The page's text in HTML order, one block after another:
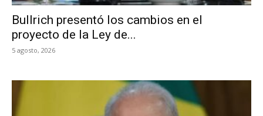
Bullrich presentó los cambios en el
proyecto de la Ley de...
5 agosto, 2026